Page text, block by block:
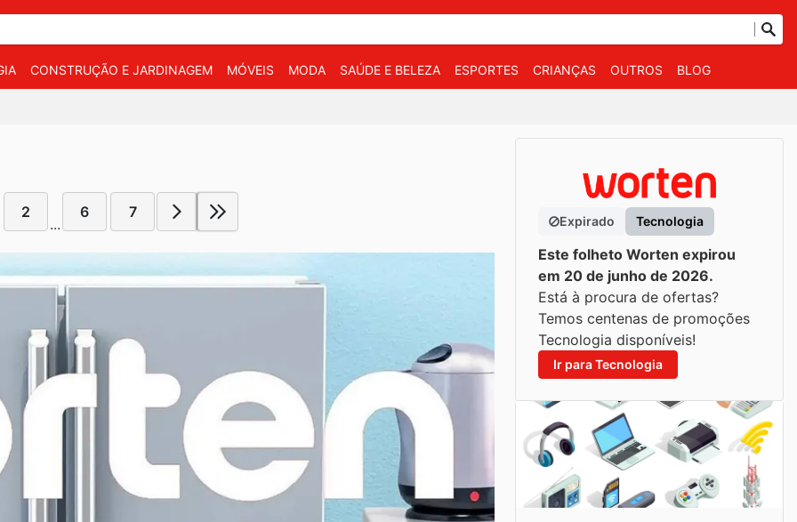
CONSTRUÇÃO E JARDINAGEM MÓVEIS MODA SAÚDE E BELEZA ESPORTES CRIANÇAS OUTROS BLOG
2
...
6 7
Expirado Tecnologia
Este folheto Worten expirou
em 20 de junho de 2026.
Está à procura de ofertas?
Temos centenas de promoções
Tecnologia disponíveis!
Ir para Tecnologia